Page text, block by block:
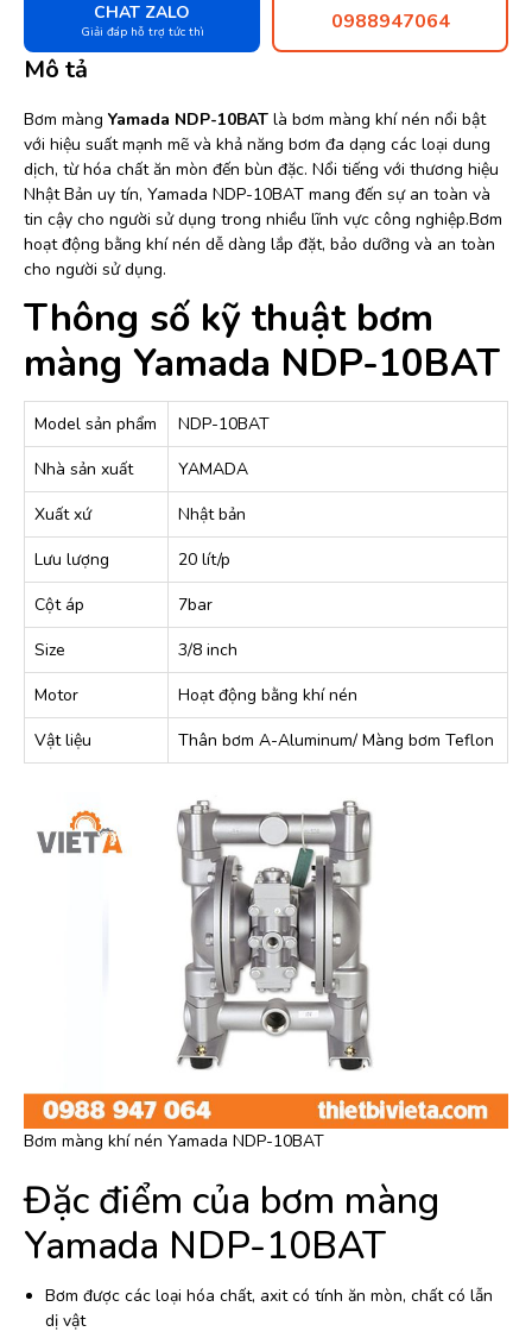
CHAT ZALO
Giải đáp hỗ trợ tức thì 0988947064
Mô tả
Bơm màng Yamada NDP-10BAT là bơm màng khí nén nổi bật
với hiệu suất mạnh mẽ và khả năng bơm đa dạng các loại dung
dịch, từ hóa chất ăn mòn đến bùn đặc. Nổi tiếng với thương hiệu
Nhật Bản uy tín, Yamada NDP-10BAT mang đến sự an toàn và
tin cậy cho người sử dụng trong nhiều lĩnh vực công nghiệp.Bơm
hoạt động bằng khí nén dễ dàng lắp đặt, bảo dưỡng và an toàn
cho người sử dụng.
Thông số kỹ thuật bơm
màng Yamada NDP-10BAT
Model sản phẩm
NDP-10BAT
Nhà sản xuất
YAMADA
Xuất xứ
Nhật bản
Lưu lượng
20 lít/p
Cột áp
7bar
Size
3/8 inch
Motor
Hoạt động bằng khí nén
Vật liệu
Thân bơm A-Aluminum/ Màng bơm Teflon
Bơm màng khí nén Yamada NDP-10BAT
Đặc điểm của bơm màng
Yamada NDP-10BAT
Bơm được các loại hóa chất, axit có tính ăn mòn, chất có lẫn
dị vật